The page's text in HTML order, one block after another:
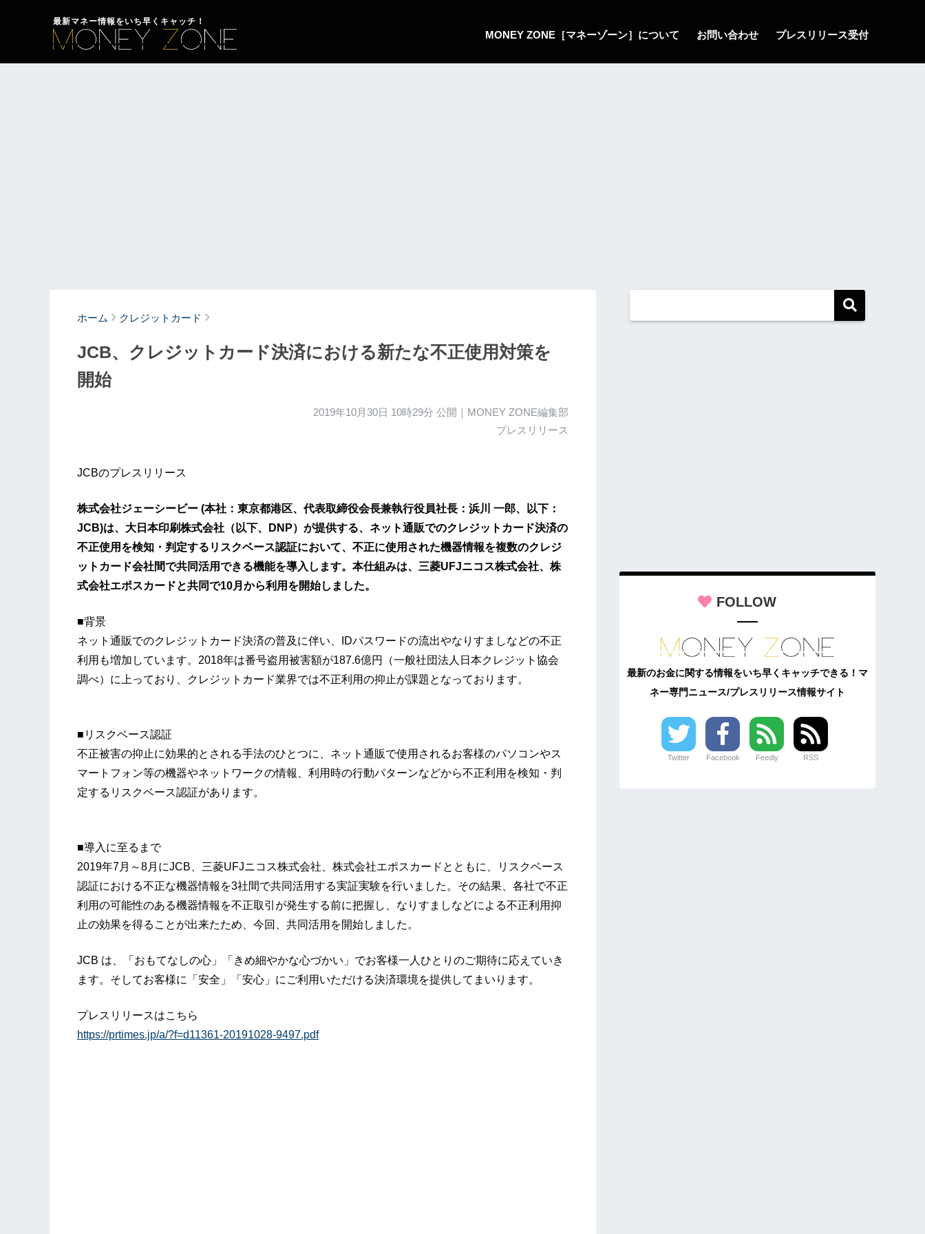
最新マネー情報をいち早くキャッチ！
MONEY ZONE［マネーゾーン］について お問い合わせ プレスリリース受付
ホーム クレジットカード
JCB、クレジットカード決済における新たな不正使用対策を
開始
2019年10月30日 10時29分 公開｜MONEY ZONE編集部
プレスリリース
JCBのプレスリリース
株式会社ジェーシービー (本社：東京都港区、代表取締役会長兼執行役員社長：浜川 一郎、以下：
JCB)は、大日本印刷株式会社（以下、DNP）が提供する、ネット通販でのクレジットカード決済の
不正使用を検知・判定するリスクベース認証において、不正に使用された機器情報を複数のクレジ
ットカード会社間で共同活用できる機能を導入します。本仕組みは、三菱UFJニコス株式会社、株
式会社エポスカードと共同で10月から利用を開始しました。
■背景
ネット通販でのクレジットカード決済の普及に伴い、IDパスワードの流出やなりすましなどの不正
利用も増加しています。2018年は番号盗用被害額が187.6億円（一般社団法人日本クレジット協会
調べ）に上っており、クレジットカード業界では不正利用の抑止が課題となっております。
■リスクベース認証
不正被害の抑止に効果的とされる手法のひとつに、ネット通販で使用されるお客様のパソコンやス
マートフォン等の機器やネットワークの情報、利用時の行動パターンなどから不正利用を検知・判
定するリスクベース認証があります。
■導入に至るまで
2019年7月～8月にJCB、三菱UFJニコス株式会社、株式会社エポスカードとともに、リスクベース
認証における不正な機器情報を3社間で共同活用する実証実験を行いました。その結果、各社で不正
利用の可能性のある機器情報を不正取引が発生する前に把握し、なりすましなどによる不正利用抑
止の効果を得ることが出来たため、今回、共同活用を開始しました。
JCB は、「おもてなしの心」「きめ細やかな心づかい」でお客様一人ひとりのご期待に応えていき
ます。そしてお客様に「安全」「安心」にご利用いただける決済環境を提供してまいります。
プレスリリースはこちら
https://prtimes.jp/a/?f=d11361-20191028-9497.pdf
FOLLOW
最新のお金に関する情報をいち早くキャッチできる！マ
ネー専門ニュース/プレスリリース情報サイト
Twitter Facebook Feedly RSS